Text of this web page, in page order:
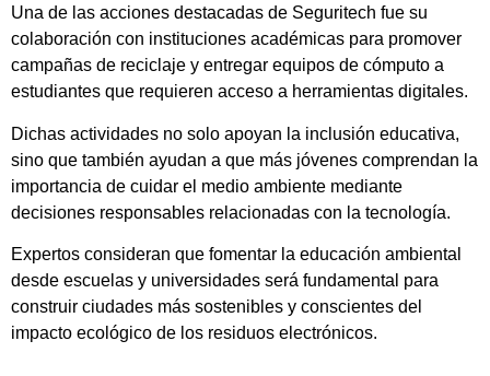
Una de las acciones destacadas de Seguritech fue su
colaboración con instituciones académicas para promover
campañas de reciclaje y entregar equipos de cómputo a
estudiantes que requieren acceso a herramientas digitales.
Dichas actividades no solo apoyan la inclusión educativa,
sino que también ayudan a que más jóvenes comprendan la
importancia de cuidar el medio ambiente mediante
decisiones responsables relacionadas con la tecnología.
Expertos consideran que fomentar la educación ambiental
desde escuelas y universidades será fundamental para
construir ciudades más sostenibles y conscientes del
impacto ecológico de los residuos electrónicos.